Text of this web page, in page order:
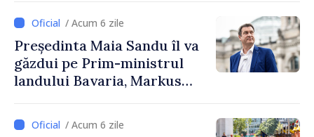
/ Acum 6 zile
Președinta Maia Sandu îl va
găzdui pe Prim-ministrul
landului Bavaria, Markus
/ Acum 6 zile